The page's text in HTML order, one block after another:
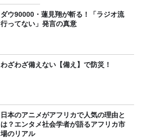
ダウ90000・蓮見翔が斬る！「ラジオ流
行ってない」発言の真意
わざわざ備えない【備え】で防災！
日本のアニメがアフリカで人気の理由と
は？エンタメ社会学者が語るアフリカ市
場のリアル